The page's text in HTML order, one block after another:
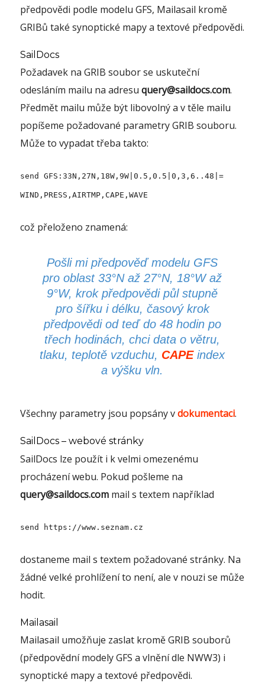
předpovědi podle modelu GFS, Mailasail kromě
GRIBů také synoptické mapy a textové předpovědi.
SailDocs
Požadavek na GRIB soubor se uskuteční
odesláním mailu na adresuquery@saildocs.com.
Předmět mailu může být libovolný a v těle mailu
popíšeme požadované parametry GRIB souboru.
Může to vypadat třeba takto:
send GFS:33N,27N,18W,9W|0.5,0.5|0,3,6..48|=
WIND,PRESS,AIRTMP,CAPE,WAVE
což přeloženo znamená:
Pošli mi předpověď modelu GFS
pro oblast 33°N až 27°N, 18°W až
9°W, krok předpovědi půl stupně
pro šířku i délku, časový krok
předpovědi od teď do 48 hodin po
třech hodinách, chci data o větru,
tlaku, teplotě vzduchu, CAPEindex
a výšku vln.
Všechny parametry jsou popsány vdokumentaci.
SailDocs – webové stránky
SailDocs lze použít i k velmi omezenému
procházení webu. Pokud pošleme na
query@saildocs.com mail s textem například
send https://www.seznam.cz
dostaneme mail s textem požadované stránky. Na
žádné velké prohlížení to není, ale v nouzi se může
hodit.
Mailasail
Mailasail umožňuje zaslat kromě GRIB souborů
(předpovědní modely GFS a vlnění dle NWW3) i
synoptické mapy a textové předpovědi.